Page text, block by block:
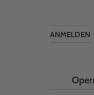
Toggle
ANMELDEN